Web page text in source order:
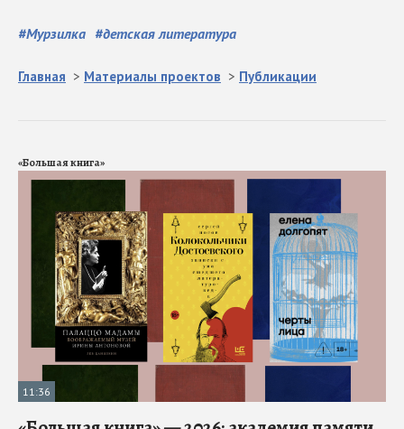
#Мурзилка #детская литература
Главная > Материалы проектов > Публикации
«Большая книга»
11:36